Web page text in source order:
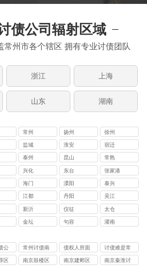
债公司辐射区域
常州市各个辖区 拥有专业讨债团队
浙江 上海
山东 湖南
常州 扬州 徐州
盐城 淮安 宿迁
泰州 昆山 常熟
兴化 东台 张家港
海门 溧阳 泰兴
江都 丹阳 吴江
新沂 仪征 太仓
金坛 句容 灌南
公
常州讨债南
京公司
债权人所面
临的问题
讨债难是常
见问题
区
南京鼓楼区
南京建邺区
南京秦淮讨